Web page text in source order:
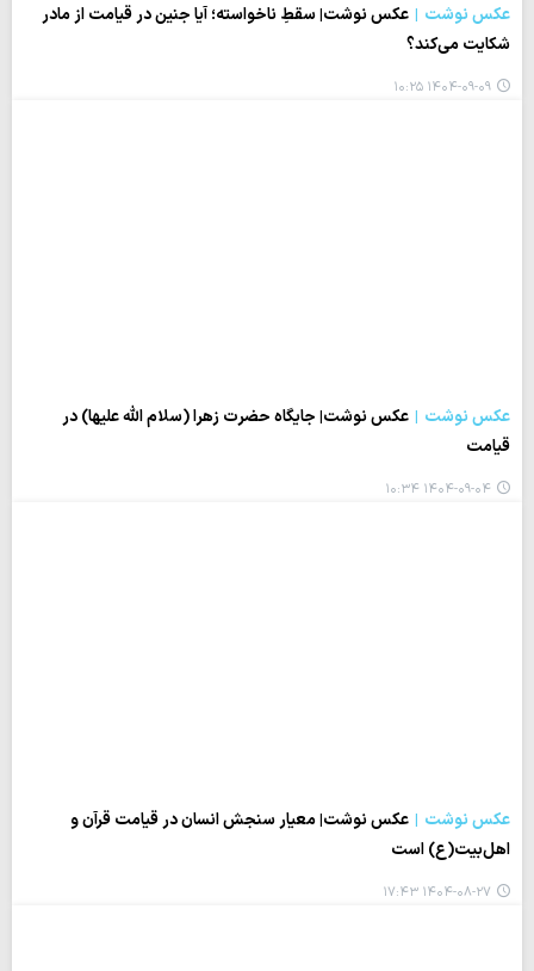
عکس نوشت
عکس نوشت| سقطِ ناخواسته؛ آیا جنین در قیامت از مادر
شکایت می‌کند؟
۱۴۰۴-۰۹-۰۹ ۱۰:۲۵
عکس نوشت
عکس نوشت| جایگاه حضرت زهرا (سلام الله علیها) در
قیامت
۱۴۰۴-۰۹-۰۴ ۱۰:۳۴
عکس نوشت
عکس نوشت| معیار سنجش انسان در قیامت قرآن و
اهل‌بیت(ع) است
۱۴۰۴-۰۸-۲۷ ۱۷:۴۳